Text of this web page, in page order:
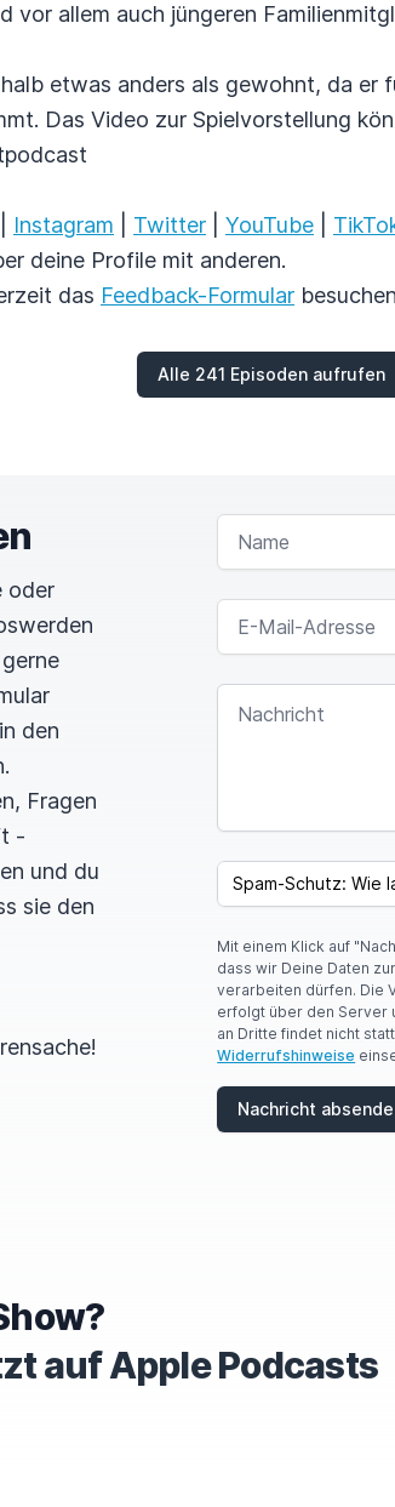
vor allem auch jüngeren
etwas anders als gewohnt, da er
Das Video zur Spielvorstellung
Instagram Twitter YouTube
deine Profile mit anderen.
das Feedback-Formular
Alle 241 Episoden aufrufen
oder
den
Fragen
-
und du
sie den
NAME
E-MAIL-ADRESSE
NACHRICHT
F
O
A
R
E
A
H
U
M
N
S
SPAM CAPTCHA
Mit einem Klick auf
dass wir Deine Daten
verarbeiten dürfen. Die
erfolgt über den Server
an Dritte findet nicht
Widerrufshinweise
Nachricht
auf Apple Podcasts